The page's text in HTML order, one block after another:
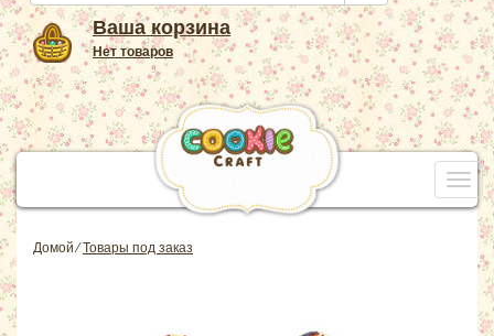
Ваша корзина
Нет товаров
Домой⁄Товары под заказ